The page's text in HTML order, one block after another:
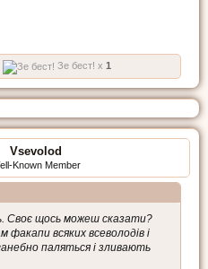
Зе бест! x 1
Vsevolod
Known Member
Своє щось можеш сказати?
всяких всеволодів і
паляться і зливають